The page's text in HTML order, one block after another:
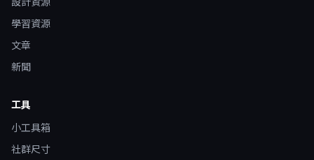
學習資源
文章
新聞
工具
小工具箱
社群尺寸